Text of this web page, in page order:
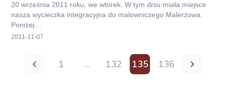
20 września 2011 roku, we wtorek. W tym dniu miała miejsce
nasza wycieczka integracyjna do malowniczego Malerzowa.
Poniżej…
2011-11-07
1 … 132 135 136